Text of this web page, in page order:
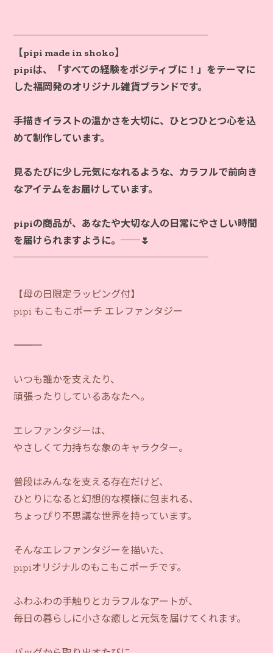
────────────────────
【pipi made in shoko】
pipiは、「すべての経験をポジティブに！」をテーマに
した福岡発のオリジナル雑貨ブランドです。
手描きイラストの温かさを大切に、ひとつひとつ心を込
めて制作しています。
見るたびに少し元気になれるような、カラフルで前向き
なアイテムをお届けしています。
pipiの商品が、あなたや大切な人の日常にやさしい時間
を届けられますように。──🌷
【母の日限定ラッピング付】
pipi もこもこポーチ エレファンタジー
―――――――――――
いつも誰かを支えたり、
頑張ったりしているあなたへ。
エレファンタジーは、
やさしくて力持ちな象のキャラクター。
普段はみんなを支える存在だけど、
ひとりになると幻想的な模様に包まれる、
ちょっぴり不思議な世界を持っています。
そんなエレファンタジーを描いた、
pipiオリジナルのもこもこポーチです。
ふわふわの手触りとカラフルなアートが、
毎日の暮らしに小さな癒しと元気を届けてくれます。